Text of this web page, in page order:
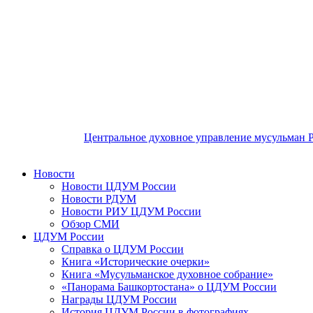
Центральное духовное управление мусульман
Новости
Новости ЦДУМ России
Новости РДУМ
Новости РИУ ЦДУМ России
Обзор СМИ
ЦДУМ России
Справка о ЦДУМ России
Книга «Исторические очерки»
Книга «Мусульманское духовное собрание»
«Панорама Башкортостана» о ЦДУМ России
Награды ЦДУМ России